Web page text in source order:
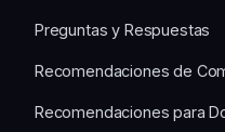
Preguntas y Respuestas
Recomendaciones de
Recomendaciones para